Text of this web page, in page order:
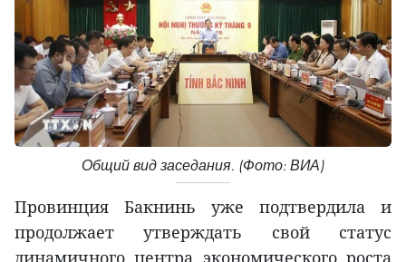
Общий вид заседания. (Фото: ВИА)
Провинция Бакнинь уже подтвердила и
продолжает утверждать свой статус
динамичного центра экономического роста